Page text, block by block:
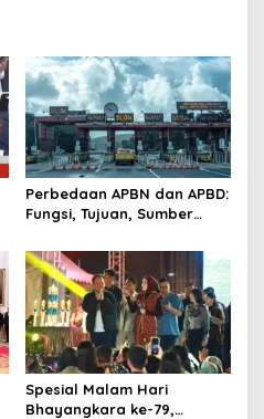
Perbedaan APBN dan APBD:
Fungsi, Tujuan, Sumber
Spesial Malam Hari
Bhayangkara ke-79,